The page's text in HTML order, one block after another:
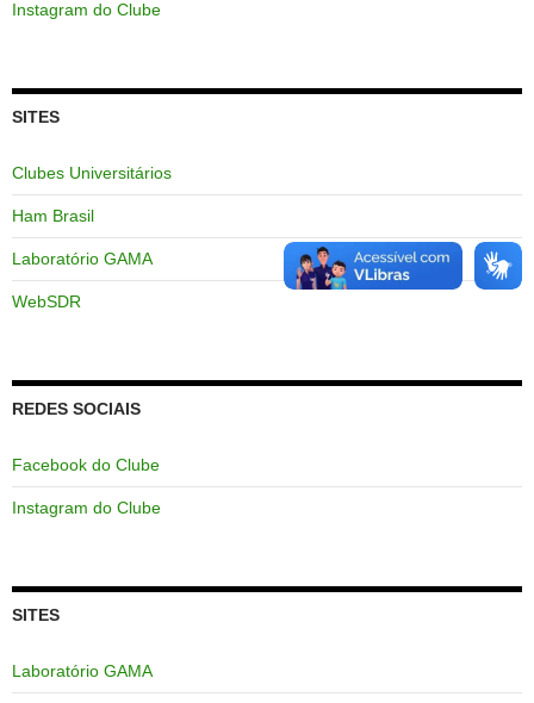
Instagram do Clube
SITES
Clubes Universitários
Ham Brasil
Laboratório GAMA
WebSDR
REDES SOCIAIS
Facebook do Clube
Instagram do Clube
SITES
Laboratório GAMA